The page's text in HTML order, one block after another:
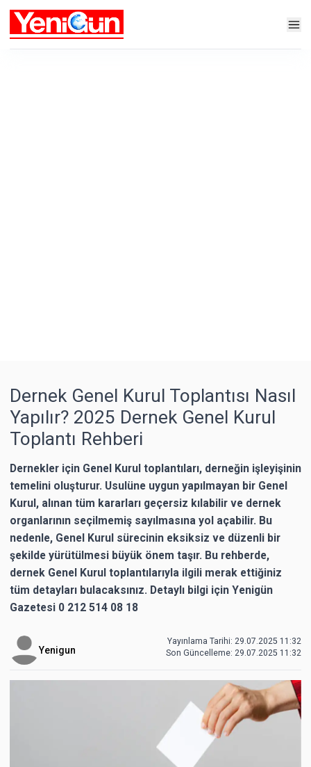
Dernek Genel Kurul Toplantısı Nasıl
Yapılır? 2025 Dernek Genel Kurul
Toplantı Rehberi
Dernekler için Genel Kurul toplantıları, derneğin işleyişinin
temelini oluşturur. Usulüne uygun yapılmayan bir Genel
Kurul, alınan tüm kararları geçersiz kılabilir ve dernek
organlarının seçilmemiş sayılmasına yol açabilir. Bu
nedenle, Genel Kurul sürecinin eksiksiz ve düzenli bir
şekilde yürütülmesi büyük önem taşır. Bu rehberde,
dernek Genel Kurul toplantılarıyla ilgili merak ettiğiniz
tüm detayları bulacaksınız. Detaylı bilgi için Yenigün
Gazetesi 0 212 514 08 18
Yenigun
Yayınlama Tarihi: 29.07.2025 11:32
Son Güncelleme: 29.07.2025 11:32